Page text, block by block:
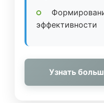
эффективности
Узнать